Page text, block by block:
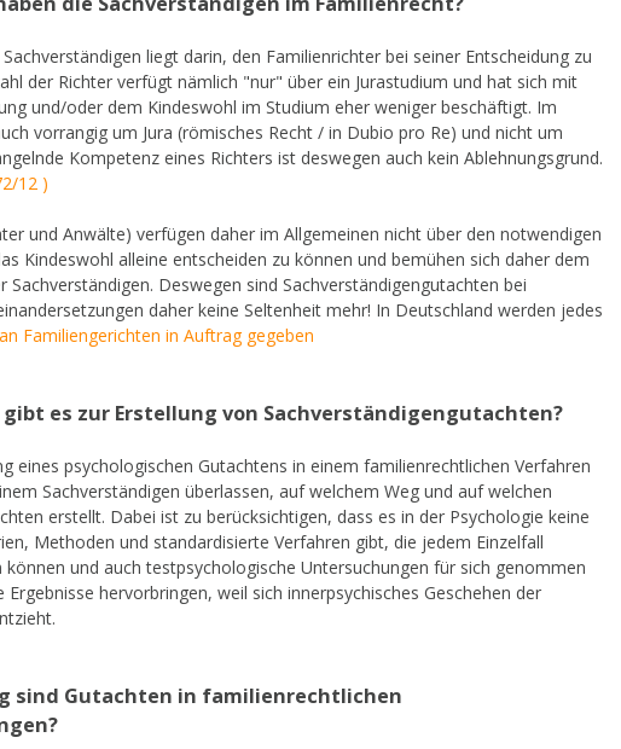
liegt darin, den Familienrichter bei seiner Entscheidung zu
der Richter verfügt nämlich "nur" über ein Jurastudium und hat sich mit
und/oder dem Kindeswohl im Studium eher weniger beschäftigt. Im
vorrangig um Jura (römisches Recht / in Dubio pro Re) und nicht um
Kompetenz eines Richters ist deswegen auch kein Ablehnungsgrund.
12 )
und Anwälte) verfügen daher im Allgemeinen nicht über den notwendigen
Kindeswohl alleine entscheiden zu können und bemühen sich daher dem
Sachverständigen. Deswegen sind Sachverständigengutachten bei
daher keine Seltenheit mehr! In Deutschland werden jedes
Familiengerichten in Auftrag gegeben
es zur Erstellung von Sachverständigengutachten?
eines psychologischen Gutachtens in einem familienrechtlichen Verfahren
Sachverständigen überlassen, auf welchem Weg und auf welchen
erstellt. Dabei ist zu berücksichtigen, dass es in der Psychologie keine
Methoden und standardisierte Verfahren gibt, die jedem Einzelfall
und auch testpsychologische Untersuchungen für sich genommen
hervorbringen, weil sich innerpsychisches Geschehen der
sind Gutachten in familienrechtlichen